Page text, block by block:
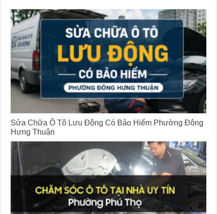
Sửa Chữa Ô Tô Lưu Động Có Bảo Hiểm Phường Đông
Hưng Thuận